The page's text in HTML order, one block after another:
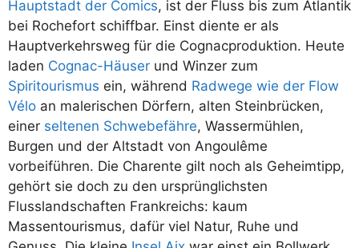
Hauptstadt der Comics, ist der Fluss bis zum Atlantik
bei Rochefort schiffbar. Einst diente er als
Hauptverkehrsweg für die Cognacproduktion. Heute
laden Cognac-Häuser und Winzer zum
Spiritourismus ein, während Radwege wie der Flow
Vélo an malerischen Dörfern, alten Steinbrücken,
einer seltenen Schwebefähre, Wassermühlen,
Burgen und der Altstadt von Angoulême
vorbeiführen. Die Charente gilt noch als Geheimtipp,
gehört sie doch zu den ursprünglichsten
Flusslandschaften Frankreichs: kaum
Massentourismus, dafür viel Natur, Ruhe und